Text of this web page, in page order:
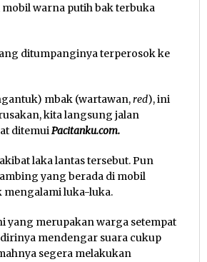
warna putih bak terbuka
ditumpanginya terperosok ke
mbak (wartawan,red), ini
kita langsung jalan
ditemuiPacitanku.com.
laka lantas tersebut. Pun
yang berada di mobil
mengalami luka-luka.
yang merupakan warga setempat
mendengar suara cukup
segera melakukan